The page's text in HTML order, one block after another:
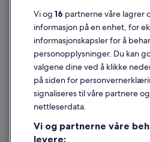
Juridisk informasjon / kontakt oss
Retningslinjer for innhold og
Hjelp
Kontakt oss
Avbestille eller endre bestillingen
Refusjonsprosessen og tidsrammer for
Vi og 16 partnerne våre lagrer
informasjon på en enhet, for
informasjonskapsler for å
personopplysninger. Du kan
valgene dine ved å klikke
på siden for
signaliseres til våre partnere
nettleserdata.
Vi og partnerne våre
levere: